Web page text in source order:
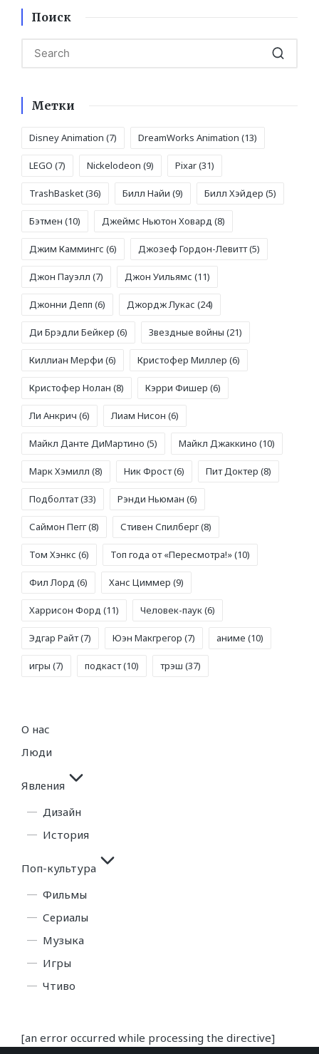
Поиск
Метки
Disney Animation (7) DreamWorks Animation (13)
LEGO (7) Nickelodeon (9) Pixar(31)
TrashBasket(36) Билл Найи (9) Билл Хэйдер (5)
Бэтмен (10) Джеймс Ньютон Ховард (8)
Джим Каммингс (6) Джозеф Гордон-Левитт(5)
Джон Пауэлл (7) Джон Уильямс (11)
Джонни Депп (6) Джордж Лукас (24)
Ди Брэдли Бейкер (6) Звездные войны (21)
Киллиан Мерфи (6) Кристофер Миллер (6)
Кристофер Нолан (8) Кэрри Фишер (6)
Ли Анкрич (6) Лиам Нисон (6)
Майкл Данте ДиМартино (5) Майкл Джаккино (10)
Марк Хэмилл (8) Ник Фрост(6) Пит Доктер (8)
Подболтат(33) Рэнди Ньюман (6)
Саймон Пегг(8) Стивен Спилберг(8)
Том Хэнкс (6) Топ года от «Пересмотра!»(10)
Фил Лорд (6) Ханс Циммер (9)
Харрисон Форд (11) Человек-паук(6)
Эдгар Райт(7) Юэн Макгрегор (7) аниме (10)
игры (7) подкаст(10) трэш (37)
О нас
Люди
Явления
Дизайн
История
Поп-культура
Фильмы
Сериалы
Музыка
Игры
Чтиво
[an error occurred while processing the directive]